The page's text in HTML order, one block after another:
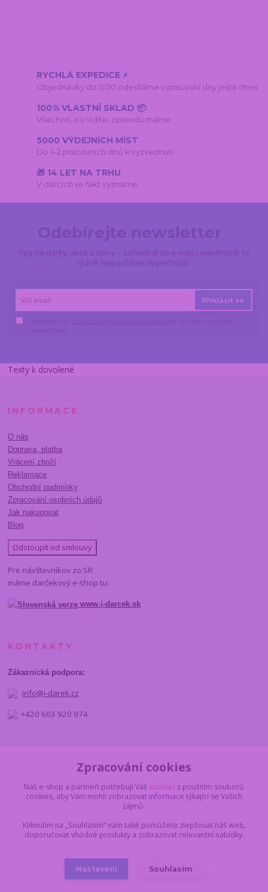
RYCHLÁ EXPEDICE ⚡
Objednávky do 11:00 odesíláme v pracovní dny ještě dnes
100% VLASTNÍ SKLAD 📦
Všechno, co vidíte, opravdu máme
5000 VÝDEJNÍCH MÍST
Do 1–2 pracovních dnů k vyzvednutí
🎁 14 LET NA TRHU
V dárcích se fakt vyznáme
Tipy na dárky, akce a slevy – pohodlně do e-mailu maximálně 1x
týdně. Neposíláme zbytečnosti.
Přihlásit se
Texty k dovolené
INFORMACE
O nás
Doprava, platba
Vrácení zboží
Reklamace
Obchodní podmínky
Zpracování osobních údajů
Jak nakupovat
Blog
Odstoupit od smlouvy
Pre návštevníkov zo SR
máme darčekový e-shop tu:
www.i-darcek.sk
KONTAKTY
Zákaznická podpora:
info@i-darek.cz
+420 603 920 974
Zpracování cookies
Náš e-shop a partneři potřebují Váš souhlas s použitím souborů
cookies, aby Vám mohli zobrazovat informace týkající se Vašich
zájmů.
Kliknutím na „Souhlasím“ nám také pomůžete zlepšovat náš web,
doporučovat vhodné produkty a zobrazovat relevantní nabídky.
Nastavení Souhlasím